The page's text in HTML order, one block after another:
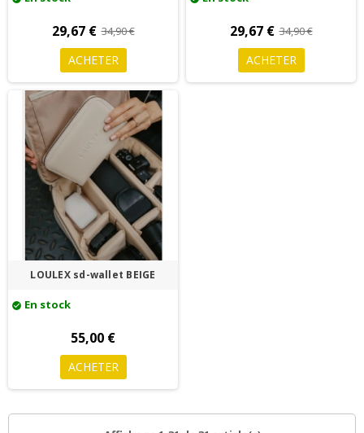
29,67 € 34,90 €
ACHETER
29,67 € 34,90 €
ACHETER
LOULEX sd-wallet BEIGE
check_circle En stock
55,00 €
ACHETER